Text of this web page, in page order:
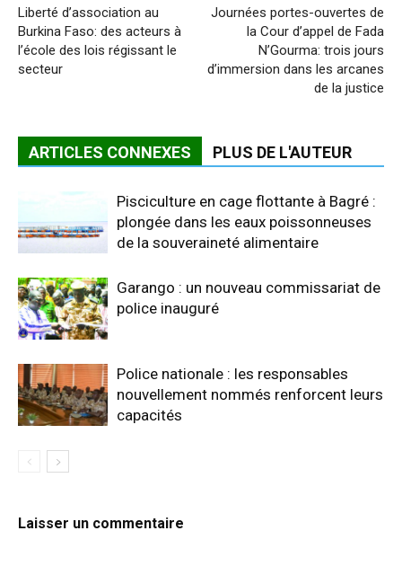
Liberté d’association au
Burkina Faso: des acteurs à
l’école des lois régissant le
secteur
Journées portes-ouvertes de
la Cour d’appel de Fada
N’Gourma: trois jours
d’immersion dans les arcanes
de la justice
ARTICLES CONNEXES PLUS DE L'AUTEUR
Pisciculture en cage flottante à Bagré :
plongée dans les eaux poissonneuses
de la souveraineté alimentaire
Garango : un nouveau commissariat de
police inauguré
Police nationale : les responsables
nouvellement nommés renforcent leurs
capacités
Laisser un commentaire